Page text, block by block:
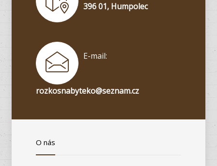
396 01, Humpolec
E-mail:
rozkosnabyteko@seznam.cz
O nás